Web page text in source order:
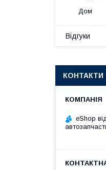
Дом
Відгуки
КОНТАКТИ
eShop